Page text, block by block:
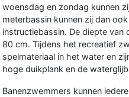
woensdag en zondag kunnen
meterbassin kunnen zij dan
instructiebassin. De diepte
80 cm. Tijdens het recreatief
spelmateriaal in het water en
hoge duikplank en de
Banenzwemmers kunnen